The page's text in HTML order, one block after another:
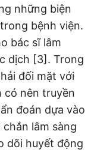
những biện
bệnh viện.
bác sĩ lâm
dịch [3]. Trong
đối mặt với
có nên truyền
đoán dựa vào
lâm sàng
dõi huyết động